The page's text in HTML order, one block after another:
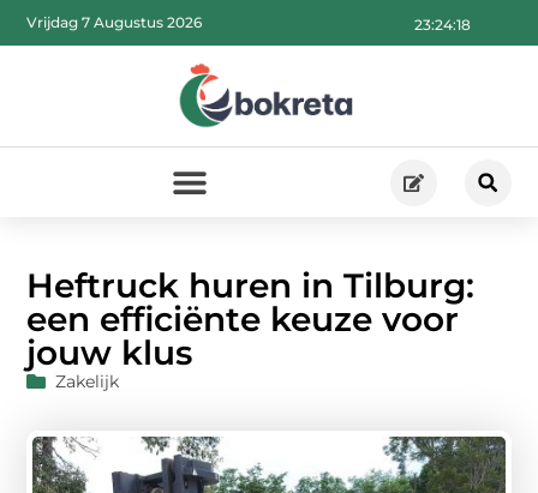
23:24:19
Vrijdag 7 Augustus 2026
Heftruck huren in Tilburg:
een efficiënte keuze voor
jouw klus
Zakelijk